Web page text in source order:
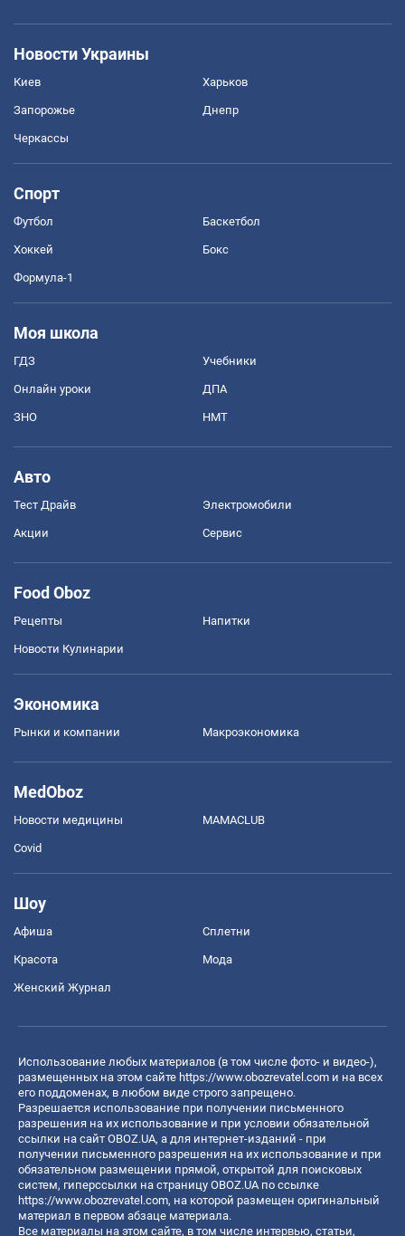
Новости Украины
Киев Харьков
Запорожье Днепр
Черкассы
Спорт
Футбол Баскетбол
Хоккей Бокс
Формула-1
Моя школа
ГДЗ Учебники
Онлайн уроки ДПА
ЗНО НМТ
Авто
Тест Драйв Электромобили
Акции Сервис
Food Oboz
Рецепты Напитки
Новости Кулинарии
Экономика
Рынки и компании Mакроэкономика
MedOboz
Новости медицины MAMACLUB
Covid
Шоу
Афиша Сплетни
Красота Мода
Женский Журнал
Использование любых материалов (в том числе фото- и видео-),
размещенных на этом сайте https://www.obozrevatel.com и на всех
его поддоменах, в любом виде строго запрещено.
Разрешается использование при получении письменного
разрешения на их использование и при условии обязательной
ссылки на сайт OBOZ.UA, а для интернет-изданий - при
получении письменного разрешения на их использование и при
обязательном размещении прямой, открытой для поисковых
систем, гиперссылки на страницу OBOZ.UA по ссылке
https://www.obozrevatel.com, на которой размещен оригинальный
материал в первом абзаце материала.
Все материалы на этом сайте, в том числе интервью, статьи,